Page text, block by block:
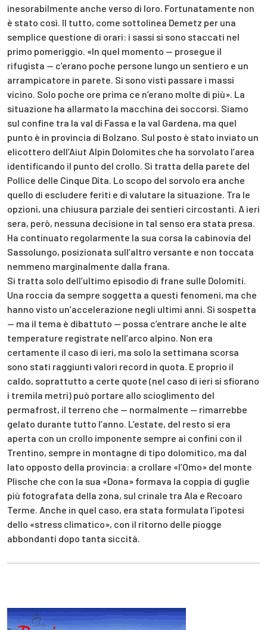
inesorabilmente anche verso di loro. Fortunatamente non
è stato così. Il tutto, come sottolinea Demetz per una
semplice questione di orari: i sassi si sono staccati nel
primo pomeriggio. «In quel momento — prosegue il
rifugista — c’erano poche persone lungo un sentiero e un
arrampicatore in parete. Si sono visti passare i massi
vicino. Solo poche ore prima ce n’erano molte di più». La
situazione ha allarmato la macchina dei soccorsi. Siamo
sul confine tra la val di Fassa e la val Gardena, ma quel
punto è in provincia di Bolzano. Sul posto è stato inviato un
elicottero dell’Aiut Alpin Dolomites che ha sorvolato l’area
identificando il punto del crollo. Si tratta della parete del
Pollice delle Cinque Dita. Lo scopo del sorvolo era anche
quello di escludere feriti e di valutare la situazione. Tra le
opzioni, una chiusura parziale dei sentieri circostanti. A ieri
sera, però, nessuna decisione in tal senso era stata presa.
Ha continuato regolarmente la sua corsa la cabinovia del
Sassolungo, posizionata sull’altro versante e non toccata
nemmeno marginalmente dalla frana.
Si tratta solo dell’ultimo episodio di frane sulle Dolomiti.
Una roccia da sempre soggetta a questi fenomeni, ma che
hanno visto un’accelerazione negli ultimi anni. Si sospetta
— ma il tema è dibattuto — possa c’entrare anche le alte
temperature registrate nell’arco alpino. Non era
certamente il caso di ieri, ma solo la settimana scorsa
sono stati raggiunti valori record in quota. E proprio il
caldo, soprattutto a certe quote (nel caso di ieri si sfiorano
i tremila metri) può portare allo scioglimento del
permafrost, il terreno che — normalmente — rimarrebbe
gelato durante tutto l’anno. L’estate, del resto si era
aperta con un crollo imponente sempre ai confini con il
Trentino, sempre in montagne di tipo dolomitico, ma dal
lato opposto della provincia: a crollare «l’Omo» del monte
Plische che con la sua «Dona» formava la coppia di guglie
più fotografata della zona, sul crinale tra Ala e Recoaro
Terme. Anche in quel caso, era stata formulata l’ipotesi
dello «stress climatico», con il ritorno delle piogge
abbondanti dopo tanta siccità.